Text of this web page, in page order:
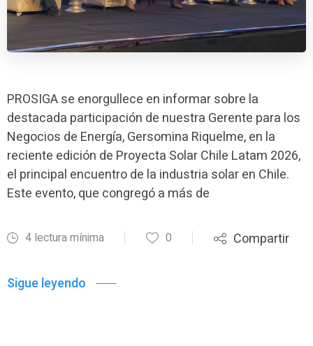
PROSIGA se enorgullece en informar sobre la
destacada participación de nuestra Gerente para los
Negocios de Energía, Gersomina Riquelme, en la
reciente edición de Proyecta Solar Chile Latam 2026,
el principal encuentro de la industria solar en Chile.
Este evento, que congregó a más de
4 lectura mínima 0 Compartir
Sigue leyendo